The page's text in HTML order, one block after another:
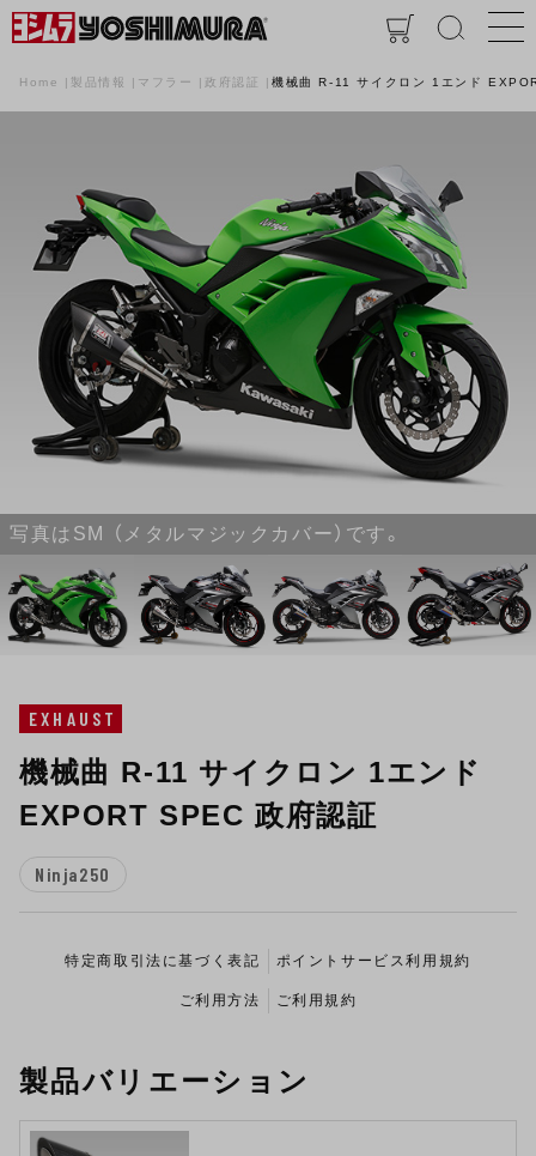
Home 製品情報 マフラー 政府認証 機械曲 R-11 サイクロン 1エンド
写真はSM （メタルマジックカバー）です。
EXHAUST
機械曲 R-11 サイクロン 1エンド
EXPORT SPEC 政府認証
Ninja250
特定商取引法に基づく表記 ポイントサービス利用規約
ご利用方法 ご利用規約
製品バリエーション